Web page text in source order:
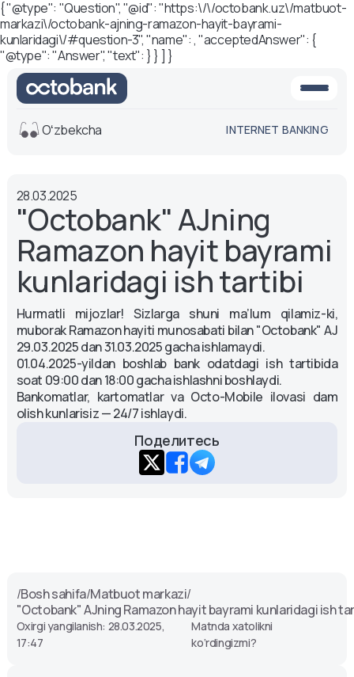
{ "@type": "Question", "@id": "https:\/\/octobank.uz\/matbuot-
markazi\/octobank-ajning-ramazon-hayit-bayrami-
kunlaridagi\/#question-3", "name": , "acceptedAnswer": {
"@type": "Answer", "text": } } ] }
O'rta
versiya
versiya
Ovoz
Matn o'lchami
Aa -
Aa
Aa +
Oʻzbekcha INTERNET BANKING
28.03.2025
"Octobank" AJning
Ramazon hayit bayrami
kunlaridagi ish tartibi
Hurmatli mijozlar! Sizlarga shuni ma’lum qilamiz-ki,
muborak Ramazon hayiti munosabati bilan "Octobank" AJ
29.03.2025 dan 31.03.2025 gacha ishlamaydi.
01.04.2025-yildan boshlab bank odatdagi ish tartibida
soat 09:00 dan 18:00 gacha ishlashni boshlaydi.
Bankomatlar, kartomatlar va Octo-Mobile ilovasi dam
olish kunlarisiz — 24/7 ishlaydi.
Поделитесь
/Bosh sahifa/Matbuot markazi/
"Octobank" AJning Ramazon hayit bayrami kunlaridagi ish
Oxirgi yangilanish: 28.03.2025,
17:47
Matnda xatolikni
ko‘rdingizmi?